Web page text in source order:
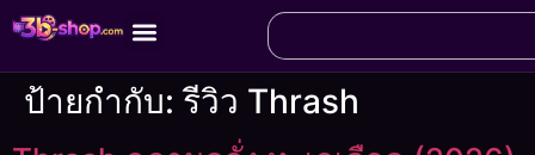
ป้ายกำกับ:รีวิว Thrash